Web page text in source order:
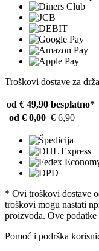
Troškovi dostave za
od € 49,90 besplatno*
od € 0,00 € 6,90
* Ovi troškovi dostave
troškovi mogu nastati
proizvoda. Ove
Pomoć i podrška